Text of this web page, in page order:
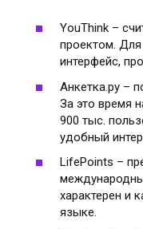
YouThink –
проектом. Для
интерфейс,
Анкетка.ру –
За это время
900 тыс.
удобный
LifePoints –
характерен и
языке.